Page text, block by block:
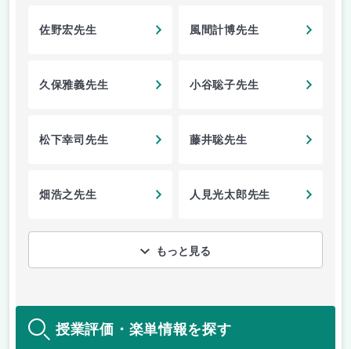
佐野宏先生 風間計博先生
久保雅義先生 小谷聡子先生
松下幸司先生 藤井聡先生
畑浩之先生 人見光太郎先生
もっと見る
授業評価・楽単情報を探す